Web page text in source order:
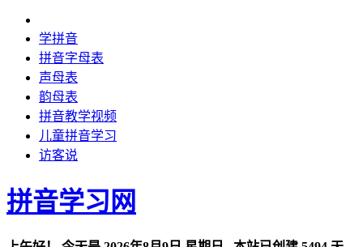
学拼音
拼音字母表
声母表
韵母表
拼音教学视频
儿童拼音学习
访客说
拼音学习网